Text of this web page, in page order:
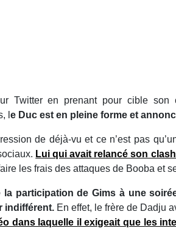
Twitter en prenant pour cible son
l e Duc est en pleine forme et
de déjà-vu et ce n’est pas
Lui qui avait relancé son
les frais des attaques de Booba et
la participation de Gims à une
indifférent. En effet, le frère de Dadju
dans laquelle il exigeait que les